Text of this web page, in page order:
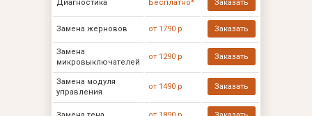
Диагностика Бесплатно* Заказать
Замена жерновов от 1790 р Заказать
Замена
микровыключателей
от 1290 р Заказать
Замена модуля
управления
от 1490 р Заказать